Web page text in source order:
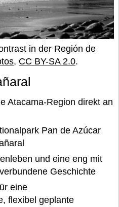
in der Región de
, CC BY-SA 2.0.
Atacama-Region direkt an
Pan de Azúcar
und eine eng mit
Geschichte
eine
flexibel geplante